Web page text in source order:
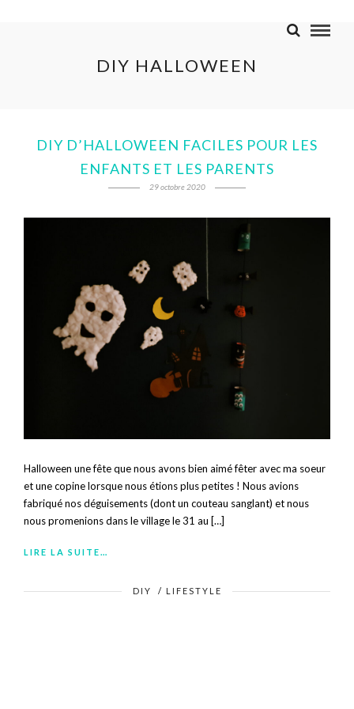
DIY HALLOWEEN
DIY D’HALLOWEEN FACILES POUR LES
ENFANTS ET LES PARENTS
29 octobre 2020
Halloween une fête que nous avons bien aimé fêter avec ma soeur
et une copine lorsque nous étions plus petites ! Nous avions
fabriqué nos déguisements (dont un couteau sanglant) et nous
nous promenions dans le village le 31 au […]
LIRE LA SUITE…
DIY / LIFESTYLE